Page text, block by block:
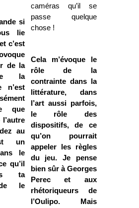
si
lie
c’est
de la
la
n’est
que
l’autre
au
un
le
qu’il
ta
le
caméras qu’il se
passe quelque
chose !
Cela m’évoque le
rôle de la
contrainte dans la
littérature, dans
l’art aussi parfois,
le rôle des
dispositifs, de ce
qu’on pourrait
appeler les règles
du jeu. Je pense
bien sûr à Georges
Perec et aux
rhétoriqueurs de
l’Oulipo. Mais